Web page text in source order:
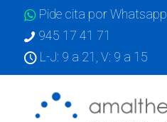
Pide cita por Whatsapp
945 17 41 71
L-J: 9 a 21, V: 9 a 15